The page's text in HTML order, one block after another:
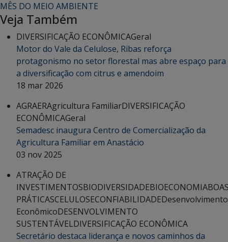
MÊS DO MEIO AMBIENTE
Veja Também
DIVERSIFICAÇÃO ECONÔMICAGeral
Motor do Vale da Celulose, Ribas reforça
protagonismo no setor florestal mas abre espaço para
a diversificação com citrus e amendoim
18 mar 2026
AGRAERAgricultura FamiliarDIVERSIFICAÇÃO
ECONÔMICAGeral
Semadesc inaugura Centro de Comercialização da
Agricultura Familiar em Anastácio
03 nov 2025
ATRAÇÃO DE
INVESTIMENTOSBIODIVERSIDADEBIOECONOMIA
PRÁTICASCELULOSECONFIABILIDADEDesenvolvimento
EconômicoDESENVOLVIMENTO
SUSTENTÁVELDIVERSIFICAÇÃO ECONÔMICA
Secretário destaca liderança e novos caminhos da